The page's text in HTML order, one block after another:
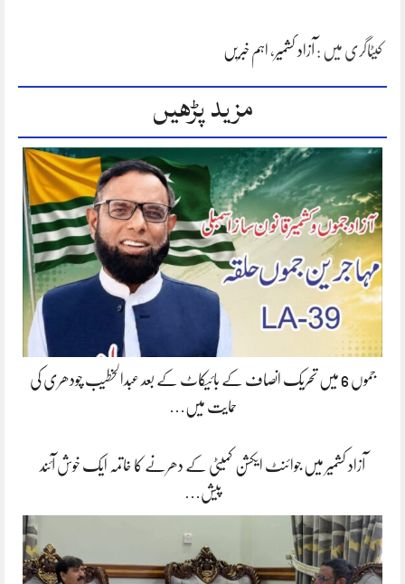
کیٹاگری میں : آزاد کشمیر ، اہم خبریں
مزید پڑھیں
جموں 6 میں تحریک انصاف کے بائیکاٹ کے بعد عبدالخطیب چودھری کی
حمایت میں…
آزاد کشمیر میں جوائنٹ ایکشن کمیٹی کے دھرنے کا خاتمہ ایک خوش آئند
پیش…